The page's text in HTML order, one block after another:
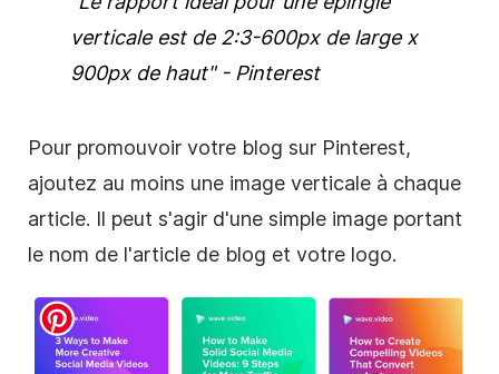
verticale est de 2:3-600px de large x
900px de haut" - Pinterest
Pour promouvoir votre blog sur Pinterest,
ajoutez au moins une image verticale à chaque
article. Il peut s'agir d'une simple image portant
le nom de l'article de blog et votre logo.